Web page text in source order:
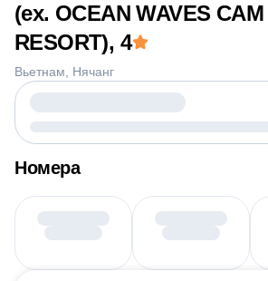
(ex. OCEAN WAVES
RESORT), 4
Вьетнам Нячанг
Номера